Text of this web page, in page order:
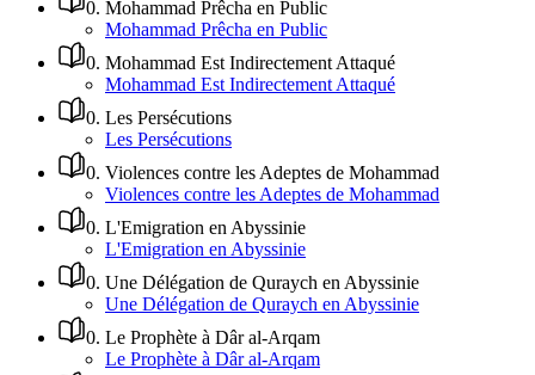
0. Mohammad Prêcha en Public
Mohammad Prêcha en Public
0. Mohammad Est Indirectement Attaqué
Mohammad Est Indirectement Attaqué
0. Les Persécutions
Les Persécutions
0. Violences contre les Adeptes de Mohammad
Violences contre les Adeptes de Mohammad
0. L'Emigration en Abyssinie
L'Emigration en Abyssinie
0. Une Délégation de Quraych en Abyssinie
Une Délégation de Quraych en Abyssinie
0. Le Prophète à Dâr al-Arqam
Le Prophète à Dâr al-Arqam